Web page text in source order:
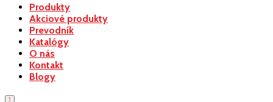
Produkty
Akciové produkty
Prevodník
Katalógy
O nás
Kontakt
Blogy